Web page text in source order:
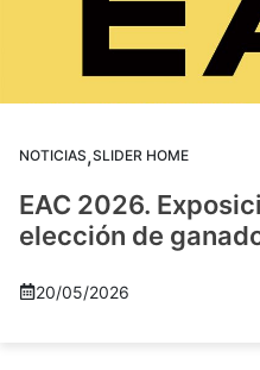
NOTICIAS,SLIDER HOME
EAC 2026.
elección de
20/05/2026